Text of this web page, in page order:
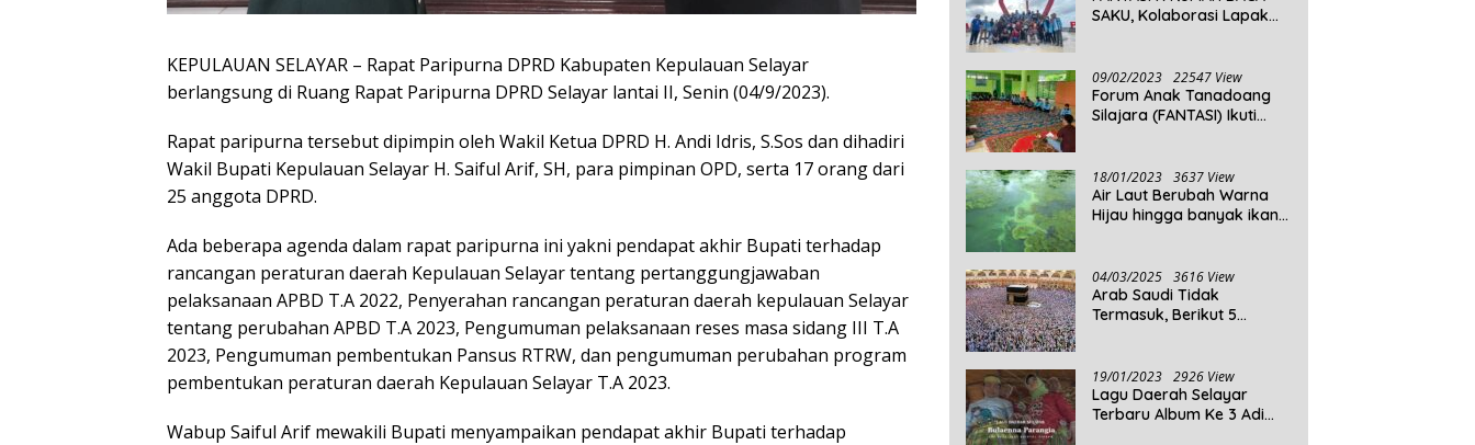
KEPULAUAN SELAYAR – Rapat Paripurna DPRD Kabupaten Kepulauan Selayar
berlangsung di Ruang Rapat Paripurna DPRD Selayar lantai II, Senin (04/9/2023).
Rapat paripurna tersebut dipimpin oleh Wakil Ketua DPRD H. Andi Idris, S.Sos dan dihadiri
Wakil Bupati Kepulauan Selayar H. Saiful Arif, SH, para pimpinan OPD, serta 17 orang dari
25 anggota DPRD.
Ada beberapa agenda dalam rapat paripurna ini yakni pendapat akhir Bupati terhadap
rancangan peraturan daerah Kepulauan Selayar tentang pertanggungjawaban
pelaksanaan APBD T.A 2022, Penyerahan rancangan peraturan daerah kepulauan Selayar
tentang perubahan APBD T.A 2023, Pengumuman pelaksanaan reses masa sidang III T.A
2023, Pengumuman pembentukan Pansus RTRW, dan pengumuman perubahan program
pembentukan peraturan daerah Kepulauan Selayar T.A 2023.
Wabup Saiful Arif mewakili Bupati menyampaikan pendapat akhir Bupati terhadap
SAKU, Kolaborasi Lapak
09/02/2023 22547 View
Forum Anak Tanadoang
Silajara (FANTASI) Ikuti
18/01/2023 3637 View
Air Laut Berubah Warna
Hijau hingga banyak ikan
04/03/2025 3616 View
Arab Saudi Tidak
Termasuk, Berikut 5
Dunia Tahun 2025
19/01/2023 2926 View
Lagu Daerah Selayar
Terbaru Album Ke 3 Adi